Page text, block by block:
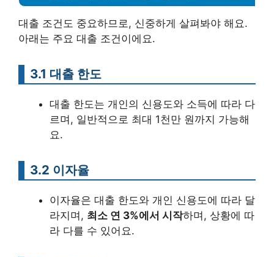
대출 조건도 중요하므로, 신중하게 살펴봐야 해요.
아래는 주요 대출 조건이에요.
3.1 대출 한도
대출 한도는 개인의 신용도와 소득에 따라 다
르며, 일반적으로 최대 1천만 원까지 가능해
요.
3.2 이자율
이자율은 대출 한도와 개인 신용도에 따라 달
라지며, 최소 연 3%에서 시작하며, 상황에 따
라 다를 수 있어요.